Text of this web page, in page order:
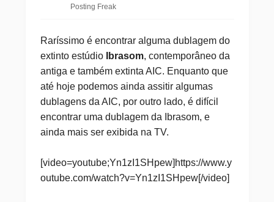
Posting Freak
Raríssimo é encontrar alguma dublagem do
extinto estúdio
Ibrasom, contemporâneo da
antiga e também extinta AIC. Enquanto que
até hoje podemos ainda assitir algumas
dublagens da AIC, por outro lado, é difícil
encontrar uma dublagem da Ibrasom, e
ainda mais ser exibida na TV.
[video=youtube;Yn1zI1SHpew]https://www.y
outube.com/watch?v=Yn1zI1SHpew[/video]